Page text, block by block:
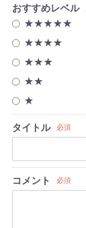
おすすめレベル
★★★★★
★★★★
★★★
★★
★
タイトル 必須
コメント 必須